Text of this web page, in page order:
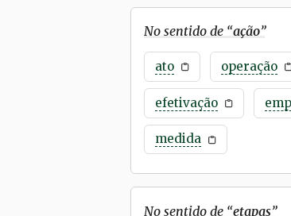
No sentido de “ação”
ato operação
efetivação
medida
No sentido de “etapas”